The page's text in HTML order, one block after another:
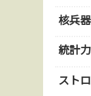
核兵器
統計
スト